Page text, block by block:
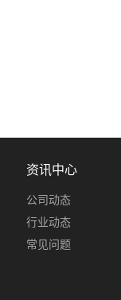
资讯中心
公司动态
行业动态
常见问题